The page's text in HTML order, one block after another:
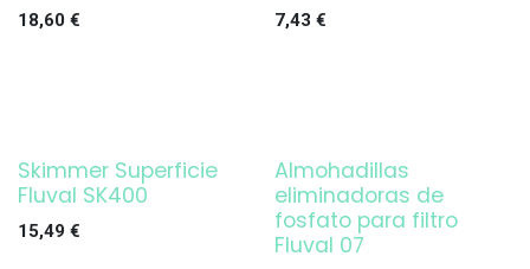
18,60 € 7,43 €
¡OFERTA!
Skimmer Superficie
Fluval SK400
15,49 €
Almohadillas
eliminadoras de
fosfato para filtro
Fluval 07